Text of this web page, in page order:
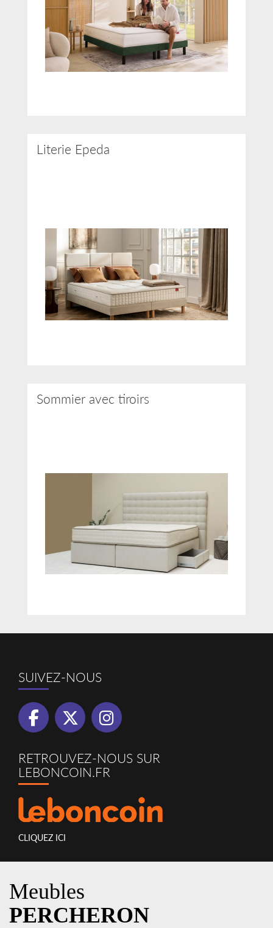
Literie Epeda
Sommier avec tiroirs
SUIVEZ-NOUS
RETROUVEZ-NOUS SUR
LEBONCOIN.FR
CLIQUEZ ICI
Meubles
PERCHERON